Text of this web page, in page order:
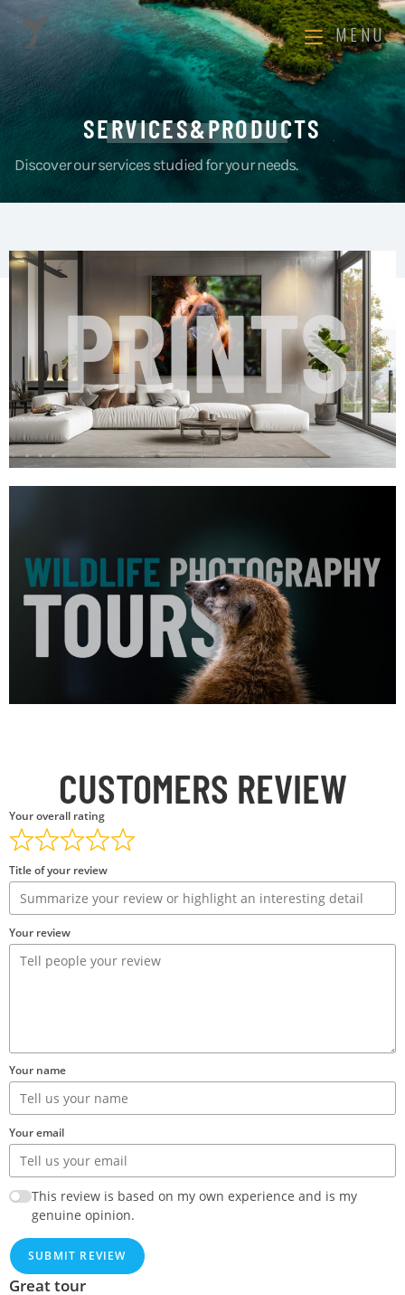
MENU
SERVICES&PRODUCTS
Discover our services studied for your needs.
CUSTOMERS REVIEW
Your overall rating
Title of your review
Your review
Your name
Your email
This review is based on my own experience and is my
genuine opinion.
SUBMIT REVIEW
Great tour